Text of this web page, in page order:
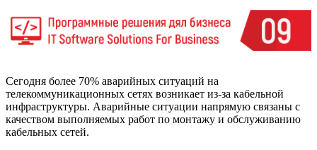
Сегодня более 70% аварийных ситуаций на
телекоммуникационных сетях возникает из-за кабельной
инфраструктуры. Аварийные ситуации напрямую связаны с
качеством выполняемых работ по монтажу и обслуживанию
кабельных сетей.